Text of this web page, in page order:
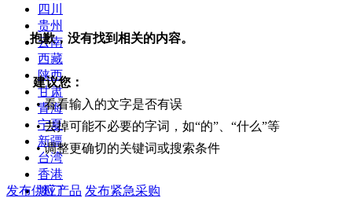
四川
贵州
云南
西藏
陕西
甘肃
青海
宁夏
新疆
台湾
香港
澳门
抱歉，没有找到相关的内容。
建议您：
• 看看输入的文字是否有误
• 去掉可能不必要的字词，如“的”、“什么”等
• 调整更确切的关键词或搜索条件
发布供应产品 发布紧急采购